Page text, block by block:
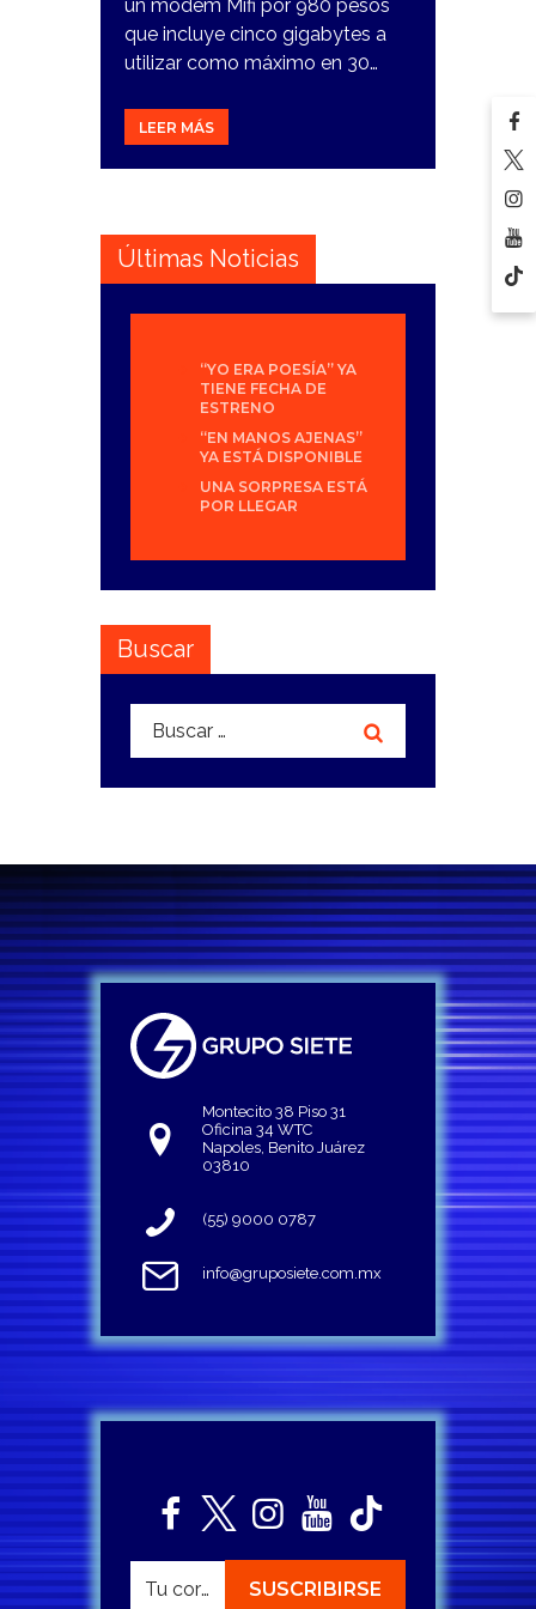
un módem Mifi por 980 pesos
que incluye cinco gigabytes a
utilizar como máximo en 30…
LEER MÁS
Últimas Noticias
“YO ERA POESÍA” YA
TIENE FECHA DE
ESTRENO
“EN MANOS AJENAS”
YA ESTÁ DISPONIBLE
UNA SORPRESA ESTÁ
POR LLEGAR
Buscar
Buscar:
Montecito 38 Piso 31
Oficina 34 WTC
Napoles, Benito Juárez
03810
(55) 9000 0787
info@gruposiete.com.mx